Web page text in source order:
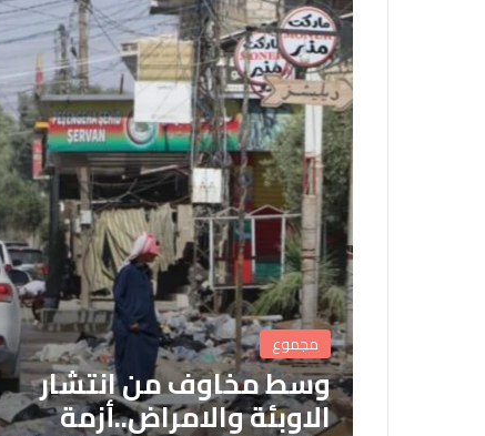
مجموع
وسط مخاوف من انتشار
الاوبئة والامراض..أزمة